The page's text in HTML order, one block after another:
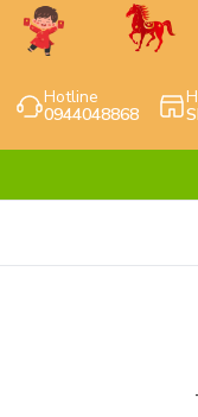
Hotline
0944048868